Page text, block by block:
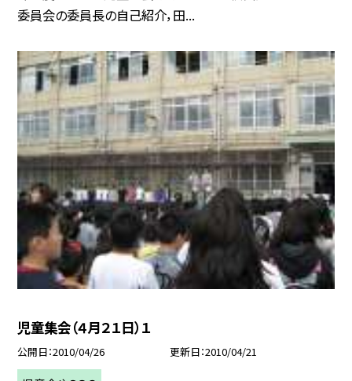
委員会の委員長の自己紹介，田...
児童集会（４月２１日）１
公開日 2010/04/26 更新日 2010/04/21